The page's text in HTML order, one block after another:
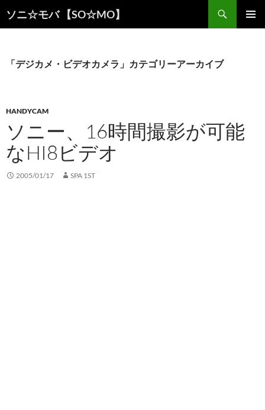
ソニ☆モバ 【SO☆MO】
索
ン
キ
ッ
プ
「デジカメ・ビデオカメラ」カテゴリーアーカイブ
HANDYCAM
ソニー、16時間撮影が可能
なHI8ビデオ
2005/01/17 SPA 1ST